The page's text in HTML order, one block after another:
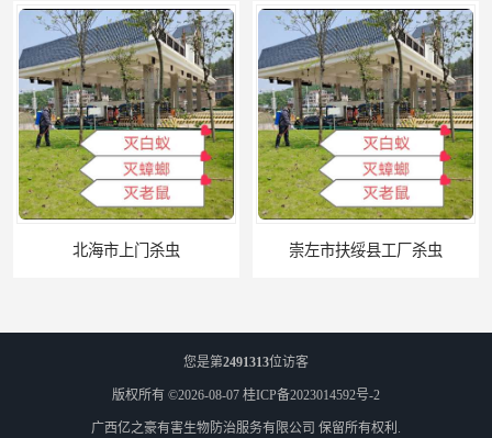
北海市上门杀虫 崇左市扶绥县工厂杀虫
您是第2491313位访客
版权所有 ©2026-08-07 桂ICP备2023014592号-2
广西亿之豪有害生物防治服务有限公司 保留所有权利.